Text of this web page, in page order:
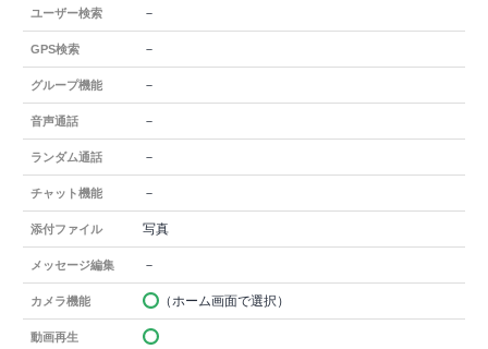
ユーザー検索 －
GPS検索 －
グループ機能 －
音声通話 －
ランダム通話 －
チャット機能 －
添付ファイル 写真
メッセージ編集 －
カメラ機能 （ホーム画面で選択）
動画再生